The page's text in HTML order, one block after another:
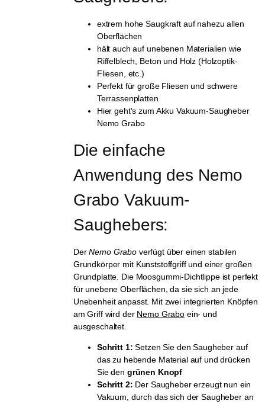
extrem hohe Saugkraft auf nahezu allen
Oberflächen
hält auch auf unebenen Materialien wie
Riffelblech, Beton und Holz (Holzoptik-
Fliesen, etc.)
Perfekt für große Fliesen und schwere
Terrassenplatten
Hier geht's zum Akku Vakuum-Saugheber
Nemo Grabo
Die einfache
Anwendung des Nemo
Grabo Vakuum-
Saughebers:
DerNemo Graboverfügt über einen stabilen
Grundkörper mit Kunststoffgriff und einer großen
Grundplatte. Die Moosgummi-Dichtlippe ist perfekt
für unebene Oberflächen, da sie sich an jede
Unebenheit anpasst. Mit zwei integrierten Knöpfen
am Griff wird der Nemo Graboein- und
ausgeschaltet.
Schritt 1: Setzen Sie den Saugheber auf
das zu hebende Material auf und drücken
Sie den grünen Knopf
Schritt 2: Der Saugheber erzeugt nun ein
Vakuum, durch das sich der Saugheber an